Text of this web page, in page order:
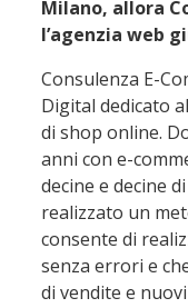
Milano, allora
l’agenzia web
Consulenza E-
Digital dedicato
di shop online.
anni con e-
decine e decine
realizzato un
consente di
senza errori e
di vendite e